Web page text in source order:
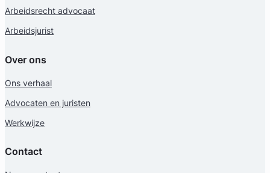
Arbeidsrecht advocaat
Arbeidsjurist
Over ons
Ons verhaal
Advocaten en juristen
Werkwijze
Contact